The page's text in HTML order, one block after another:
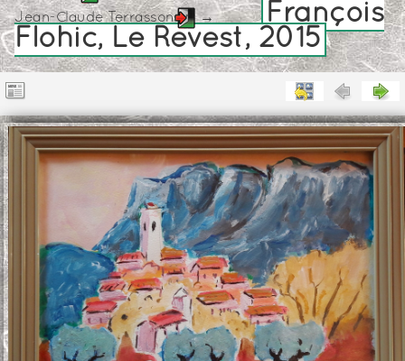
Jean-Claude Terrasson
→
François
Flohic, Le Revest, 2015